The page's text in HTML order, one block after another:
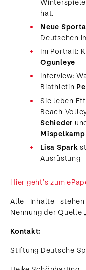
hat.
Neue
Deutschen
Im Portrait:
Ogunleye
Interview:
Biathletin
Sie leben
Beach-
Schieder
Mispelkamp
Lisa Spark
Ausrüstung
Hier geht’s zum
Alle Inhalte
Nennung der Quelle
Kontakt:
Stiftung Deutsche